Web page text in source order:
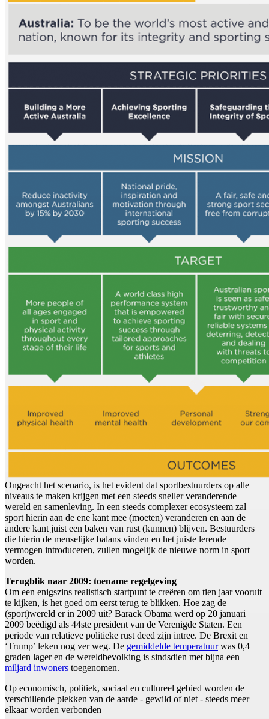
Ongeacht het scenario, is het evident dat sportbestuurders op alle
niveaus te maken krijgen met een steeds sneller veranderende
wereld en samenleving. In een steeds complexer ecosysteem zal
sport hierin aan de ene kant mee (moeten) veranderen en aan de
andere kant juist een baken van rust (kunnen) blijven. Bestuurders
die hierin de menselijke balans vinden en het juiste lerende
vermogen introduceren, zullen mogelijk de nieuwe norm in sport
worden.
Terugblik naar 2009: toename regelgeving
Om een enigszins realistisch startpunt te creëren om tien jaar vooruit
te kijken, is het goed om eerst terug te blikken. Hoe zag de
(sport)wereld er in 2009 uit? Barack Obama werd op 20 januari
2009 beëdigd als 44ste president van de Verenigde Staten. Een
periode van relatieve politieke rust deed zijn intree. De Brexit en
‘Trump’ leken nog ver weg. De gemiddelde temperatuurwas 0,4
graden lager en de wereldbevolking is sindsdien met bijna een
miljard inwoners toegenomen.
Op economisch, politiek, sociaal en cultureel gebied worden de
verschillende plekken van de aarde - gewild of niet - steeds meer
elkaar worden verbonden